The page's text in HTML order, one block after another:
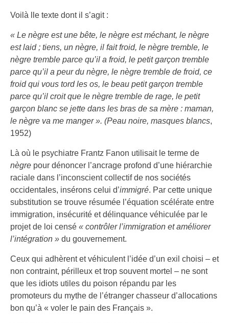
Voilà lle texte dont il s’agit :
« Le nègre est une bête, le nègre est méchant, le nègre
est laid ; tiens, un nègre, il fait froid, le nègre tremble, le
nègre tremble parce qu’il a froid, le petit garçon tremble
parce qu’il a peur du nègre, le nègre tremble de froid, ce
froid qui vous tord les os, le beau petit garçon tremble
parce qu’il croit que le nègre tremble de rage, le petit
garçon blanc se jette dans les bras de sa mère : maman,
le nègre va me manger ». (Peau noire, masques blancs,
1952)
Là où le psychiatre Frantz Fanon utilisait le terme de
nègre pour dénoncer l’ancrage profond d’une hiérarchie
raciale dans l’inconscient collectif de nos sociétés
occidentales, insérons celui d’immigré. Par cette unique
substitution se trouve résumée l’équation scélérate entre
immigration, insécurité et délinquance véhiculée par le
projet de loi censé « contrôler l’immigration et améliorer
l’intégration » du gouvernement.
Ceux qui adhèrent et véhiculent l’idée d’un exil choisi – et
non contraint, périlleux et trop souvent mortel – ne sont
que les idiots utiles du poison répandu par les
promoteurs du mythe de l’étranger chasseur d’allocations
bon qu’à « voler le pain des Français ».